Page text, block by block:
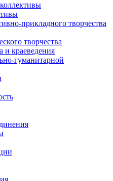
прикладного творчества
творчества
и краеведения
гуманитарной